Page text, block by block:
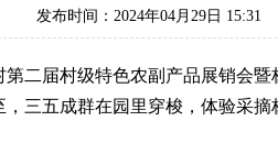
发布时间：2024年04月29日 15:31
届村级特色农副产品展销会暨
三五成群在园里穿梭，体验采摘